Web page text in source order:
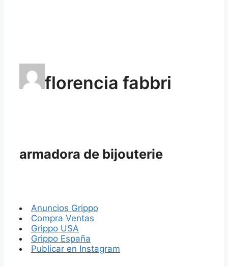
florencia fabbri
armadora de bijouterie
Anuncios Grippo
Compra Ventas
Grippo USA
Grippo España
Publicar en Instagram